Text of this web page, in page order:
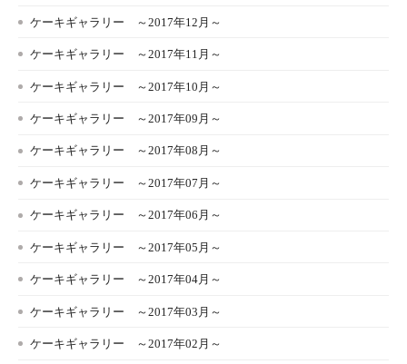
ケーキギャラリー ～2017年12月～
ケーキギャラリー ～2017年11月～
ケーキギャラリー ～2017年10月～
ケーキギャラリー ～2017年09月～
ケーキギャラリー ～2017年08月～
ケーキギャラリー ～2017年07月～
ケーキギャラリー ～2017年06月～
ケーキギャラリー ～2017年05月～
ケーキギャラリー ～2017年04月～
ケーキギャラリー ～2017年03月～
ケーキギャラリー ～2017年02月～